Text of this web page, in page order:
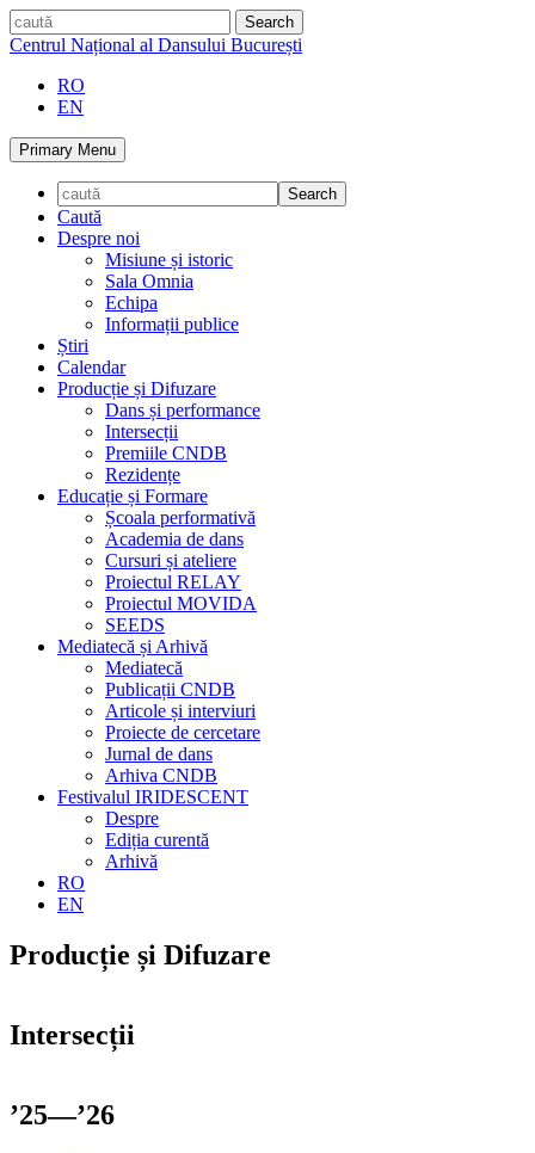
Skip
to
caută
Centrul Național al Dansului București
RO
EN
Primary Menu
Caută
Despre noi
Misiune și istoric
Sala Omnia
Echipa
Informații publice
Știri
Calendar
Producție și Difuzare
Dans și performance
Intersecții
Premiile CNDB
Rezidențe
Educație și Formare
Școala performativă
Academia de dans
Cursuri și ateliere
Proiectul RELAY
Proiectul MOVIDA
SEEDS
Mediatecă și Arhivă
Mediatecă
Publicații CNDB
Articole și interviuri
Proiecte de cercetare
Jurnal de dans
Arhiva CNDB
Festivalul IRIDESCENT
Despre
Ediția curentă
Arhivă
RO
EN
Producție și Difuzare
Intersecții
’25—’26